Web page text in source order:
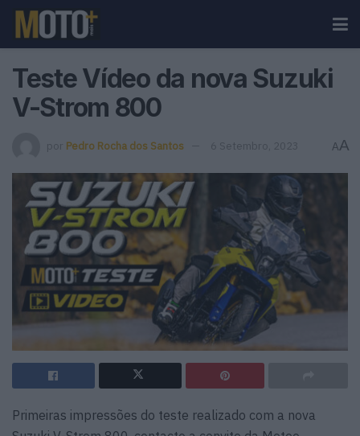
Teste Vídeo da nova Suzuki
V-Strom 800
por Pedro Rocha dos Santos 6 Setembro, 2023 AA
Primeiras impressões do teste realizado com a nova